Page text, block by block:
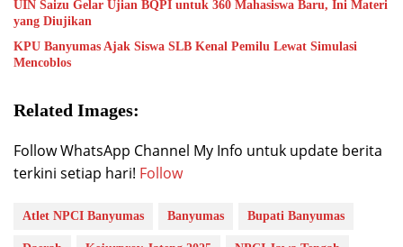
UIN Saizu Gelar Ujian BQPI untuk 360 Mahasiswa Baru, Ini Materi
yang Diujikan
KPU Banyumas Ajak Siswa SLB Kenal Pemilu Lewat Simulasi
Mencoblos
Related Images:
Follow WhatsApp Channel My Info untuk update berita
terkini setiap hari! Follow
Atlet NPCI Banyumas Banyumas Bupati Banyumas